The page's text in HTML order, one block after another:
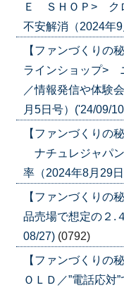
Ｅ ＳＨＯＰ> ク
不安解消（2024年
【ファンづくりの
ラインショップ>
／情報発信や体験
月5日号）('24/09/
【ファンづくり
ナチュレジャパ
率（2024年8月29
【ファンづくり
品売場で想定の２.
08/27) (0792)
【ファンづくり
ＯＬＤ／”電話応対